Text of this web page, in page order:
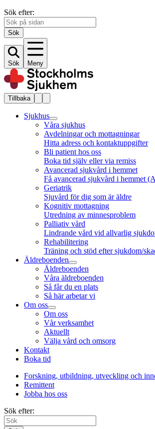
Sök efter:
Sök
Sök Meny
Tillbaka
Sjukhus
Våra sjukhus
Avdelningar och mottagningar
Hitta adress och kontaktuppgifter
Bli patient hos oss
Boka tid själv eller via remiss
Avancerad sjukvård i hemmet
Få avancerad sjukvård i hemmet
Geriatrik
Sjuvård för dig som är äldre
Kognitiv mottagning
Utredning av minnesproblem
Palliativ vård
Lindrande vård vid allvarlig
Rehabilitering
Träning och stöd efter sjukdom/
Äldreboenden
Äldreboenden
Våra äldreboenden
Så får du en plats
Så här arbetar vi
Om oss
Om oss
Vår verksamhet
Aktuellt
Välja vård och omsorg
Kontakt
Boka tid
Forskning, utbildning, utveckling och
Remittent
Jobba hos oss
Sök efter: